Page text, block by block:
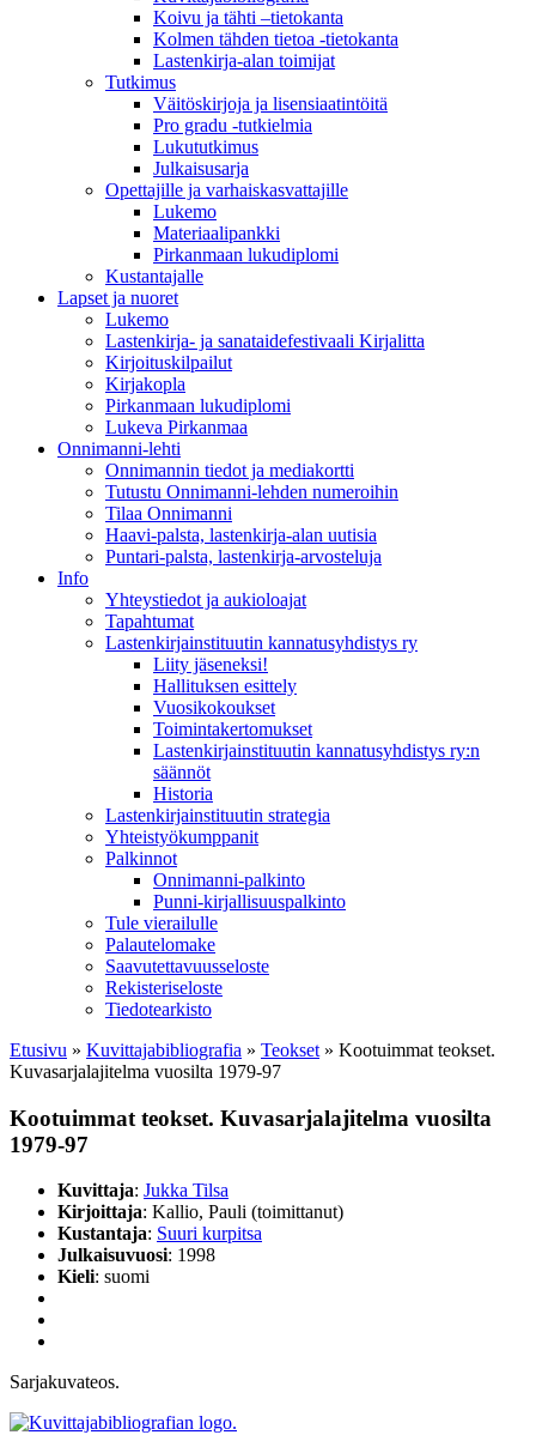
Koivu ja tähti –tietokanta
Kolmen tähden tietoa -tietokanta
Lastenkirja-alan toimijat
Tutkimus
Väitöskirjoja ja lisensiaatintöitä
Pro gradu -tutkielmia
Lukututkimus
Julkaisusarja
Opettajille ja varhaiskasvattajille
Lukemo
Materiaalipankki
Pirkanmaan lukudiplomi
Kustantajalle
Lapset ja nuoret
Lukemo
Lastenkirja- ja sanataidefestivaali Kirjalitta
Kirjoituskilpailut
Kirjakopla
Pirkanmaan lukudiplomi
Lukeva Pirkanmaa
Onnimanni-lehti
Onnimannin tiedot ja mediakortti
Tutustu Onnimanni-lehden numeroihin
Tilaa Onnimanni
Haavi-palsta, lastenkirja-alan uutisia
Puntari-palsta, lastenkirja-arvosteluja
Info
Yhteystiedot ja aukioloajat
Tapahtumat
Lastenkirjainstituutin kannatusyhdistys ry
Liity jäseneksi!
Hallituksen esittely
Vuosikokoukset
Toimintakertomukset
Lastenkirjainstituutin kannatusyhdistys ry:n
säännöt
Historia
Lastenkirjainstituutin strategia
Yhteistyökumppanit
Palkinnot
Onnimanni-palkinto
Punni-kirjallisuuspalkinto
Tule vierailulle
Palautelomake
Saavutettavuusseloste
Rekisteriseloste
Tiedotearkisto
Etusivu » Kuvittaja­bibliografia » Teokset » Kootuimmat teokset.
Kuvasarjalajitelma vuosilta 1979-97
Kootuimmat teokset. Kuvasarjalajitelma vuosilta
1979-97
Kuvittaja: Jukka Tilsa
Kirjoittaja: Kallio, Pauli (toimittanut)
Kustantaja: Suuri kurpitsa
Julkaisuvuosi: 1998
Kieli: suomi
Sarjakuvateos.